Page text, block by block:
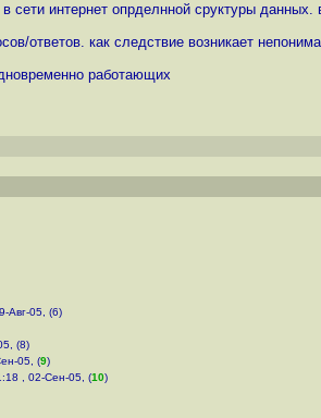
интернет опрделнной сруктуры
ответов. как следствие возникает
работающих
Авг-05, (6)
(8)
05, (9)
, 02-Сен-05, (10)